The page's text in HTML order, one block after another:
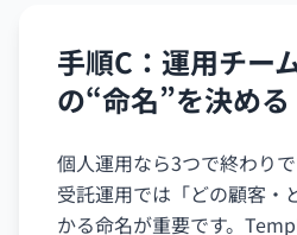
手順C：運用チー
の“命名”を決める
個人運用なら3つで終わり
受託運用では「どの顧客・
かる命名が重要です。